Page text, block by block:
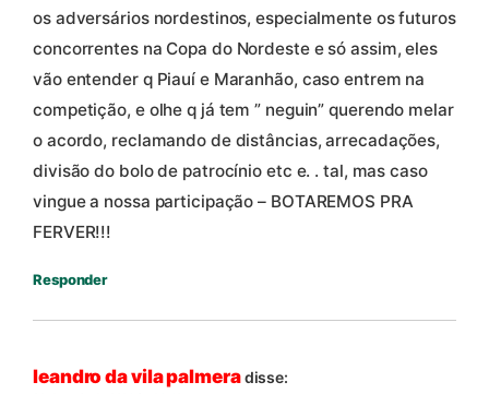
os adversários nordestinos, especialmente os futuros
concorrentes na Copa do Nordeste e só assim, eles
vão entender q Piauí e Maranhão, caso entrem na
competição, e olhe q já tem ” neguin” querendo melar
o acordo, reclamando de distâncias, arrecadações,
divisão do bolo de patrocínio etc e. . tal, mas caso
vingue a nossa participação – BOTAREMOS PRA
FERVER!!!
Responder
leandro da vila palmeradisse: